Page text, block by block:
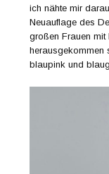
ich nähte mir
Neuauflage des
großen Frauen
herausgekommen
blaupink und